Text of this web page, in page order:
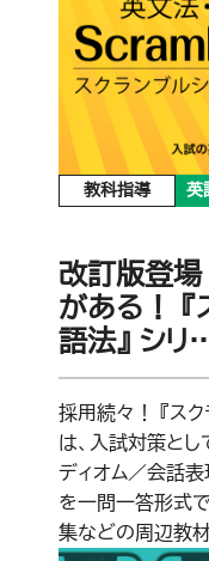
教科指導 英
改訂版登場
がある！ 『
語法』 シリ
採用続々！ 『スク
は、入試対策と
ディオム／会話表
を一問一答形式
集などの周辺教